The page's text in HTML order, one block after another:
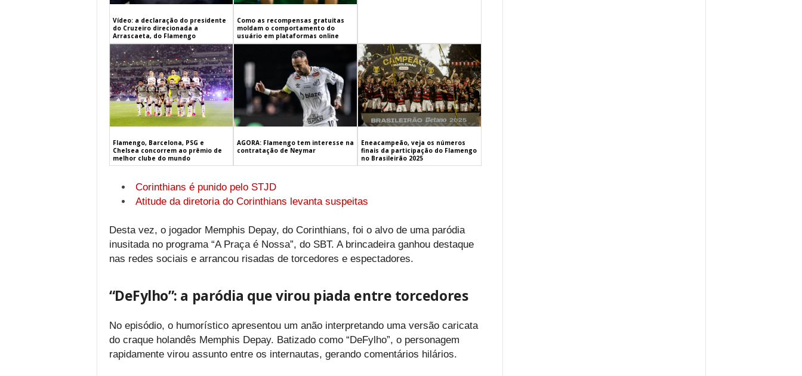
Vídeo: a declaração do presidente
do Cruzeiro direcionada a
Arrascaeta, do Flamengo
Como as recompensas gratuitas
moldam o comportamento do
usuário em plataformas online
Flamengo, Barcelona, PSG e
Chelsea concorrem ao prêmio de
melhor clube do mundo
AGORA: Flamengo tem interesse na
contratação de Neymar
Eneacampeão, veja os números
finais da participação do Flamengo
no Brasileirão 2025
Corinthians é punido pelo STJD
Atitude da diretoria do Corinthians levanta suspeitas
Desta vez, o jogador Memphis Depay, do Corinthians, foi o alvo de uma paródia
inusitada no programa “A Praça é Nossa”, do SBT. A brincadeira ganhou destaque
nas redes sociais e arrancou risadas de torcedores e espectadores.
“DeFylho”: a paródia que virou piada entre torcedores
No episódio, o humorístico apresentou um anão interpretando uma versão caricata
do craque holandês Memphis Depay. Batizado como “DeFylho”, o personagem
rapidamente virou assunto entre os internautas, gerando comentários hilários.